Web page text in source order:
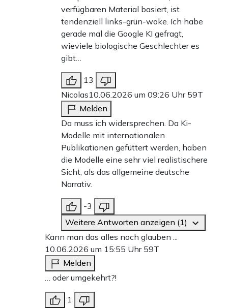
verfügbaren Material basiert, ist
tendenziell links-grün-woke. Ich habe
gerade mal die Google KI gefragt,
wieviele biologische Geschlechter es
gibt…
13
Nicolas10.06.2026 um 09:26 Uhr 59T
Melden
Da muss ich widersprechen. Da Ki-
Modelle mit internationalen
Publikationen gefüttert werden, haben
die Modelle eine sehr viel realistischere
Sicht, als das allgemeine deutsche
Narrativ.
-3
Weitere Antworten anzeigen (1)
Kann man das alles noch glauben ...
10.06.2026 um 15:55 Uhr 59T
Melden
… oder umgekehrt?!
1